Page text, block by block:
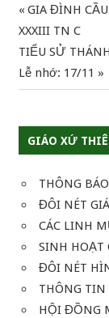
GIÁO XỨ
THÔNG
ĐÔI NÉT
CÁC LINH
SINH HOẠT
ĐÔI NÉT
THÔNG TIN
HỘI ĐỒNG
Điều
hướng
bài
Previous
Post:
GIA ĐÌNH
XXXIII TN C
Next
Post:
TIỂU SỬ
Lễ nhớ: 17/11